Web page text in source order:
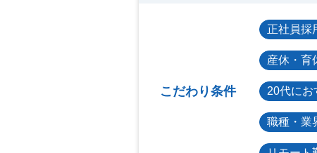
こだわり条件
正社員採
産休・育
20代にお
職種・業